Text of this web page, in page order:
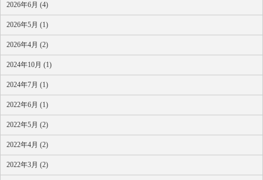
2026年6月 (4)
2026年5月 (1)
2026年4月 (2)
2024年10月 (1)
2024年7月 (1)
2022年6月 (1)
2022年5月 (2)
2022年4月 (2)
2022年3月 (2)